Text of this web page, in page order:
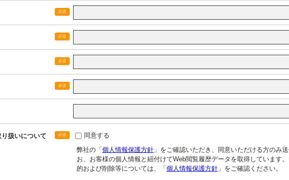
扱いについて
同意する
弊社の「 個人情報保護方針 」をご確認いただき、同意いただける方のみ
お、お客様の個人情報と紐付けてWeb閲覧履歴データを取得しています
的および削除等については、「 個人情報保護方針 」をご確認ください。